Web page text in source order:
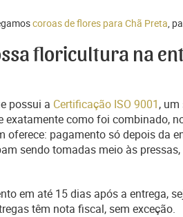
coroas de flores para Chã Preta,
floricultura na
possui a Certificação ISO 9001,
exatamente como foi combinado,
oferece: pagamento só depois da
sendo tomadas meio às
em até 15 dias após a entrega,
têm nota fiscal, sem exceção.